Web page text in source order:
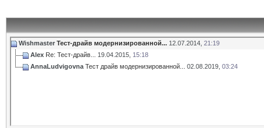
Wishmaster Тест-драйв модернизированной... 12.07.2014, 21:19
Alex Re: Тест-драйв... 19.04.2015, 15:18
AnnaLudvigovna Тест драйв модернизированной... 02.08.2019, 03:24